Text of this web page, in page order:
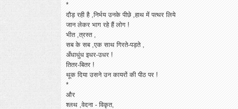
*
दौड़ रही है ,निर्भय उनके पीछे ,हाथ में पत्थर लिये
जान लेकर भाग रहे हैं लोग !
भीत ,त्रस्त ,
सब के सब ,एक साथ गिरते-पड़ते ,
अँधाधुंध इधर-उधर !
तितर-बितर !
थूक दिया उसने उन कायरों की पीठ पर !
*
और
श्लथ ,वेदना - विकृत,